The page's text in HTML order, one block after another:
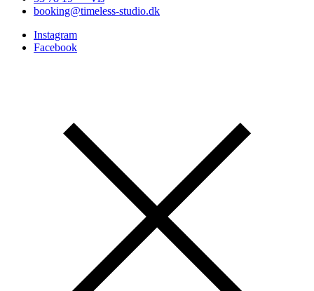
booking@timeless-studio.dk
Instagram
Facebook